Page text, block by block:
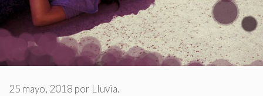
25 mayo, 2018 por Lluvia.